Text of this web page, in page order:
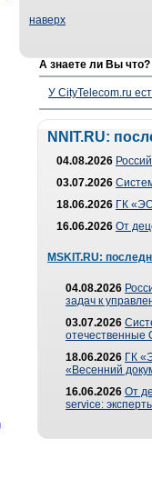
наверх
А знаете ли Вы что?
У CityTelecom.ru
NNIT.RU:
04.08.2026
03.07.2026
18.06.2026 ГК
16.06.2026 От
MSKIT.RU:
04.08.2026
задач к
03.07.2026
отечественные
18.06.2026 ГК
«Весенний
16.06.2026 От
service: